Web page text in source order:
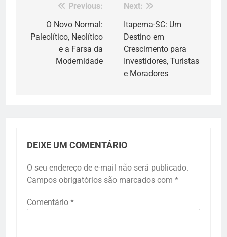
Navegação
Previous:
O Novo Normal:
Paleolítico, Neolítico
e a Farsa da
Modernidade
Next:
Itapema-SC: Um
Destino em
Crescimento para
Investidores, Turistas
e Moradores
DEIXE UM COMENTÁRIO
O seu endereço de e-mail não será publicado.
Campos obrigatórios são marcados com *
Comentário *